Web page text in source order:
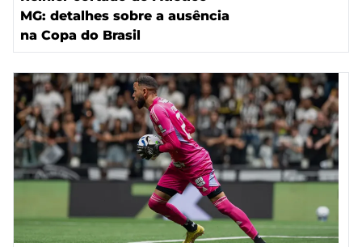
MG: detalhes sobre a ausência
na Copa do Brasil